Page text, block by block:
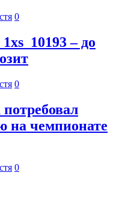
0
– до
0
на чемпионате
0